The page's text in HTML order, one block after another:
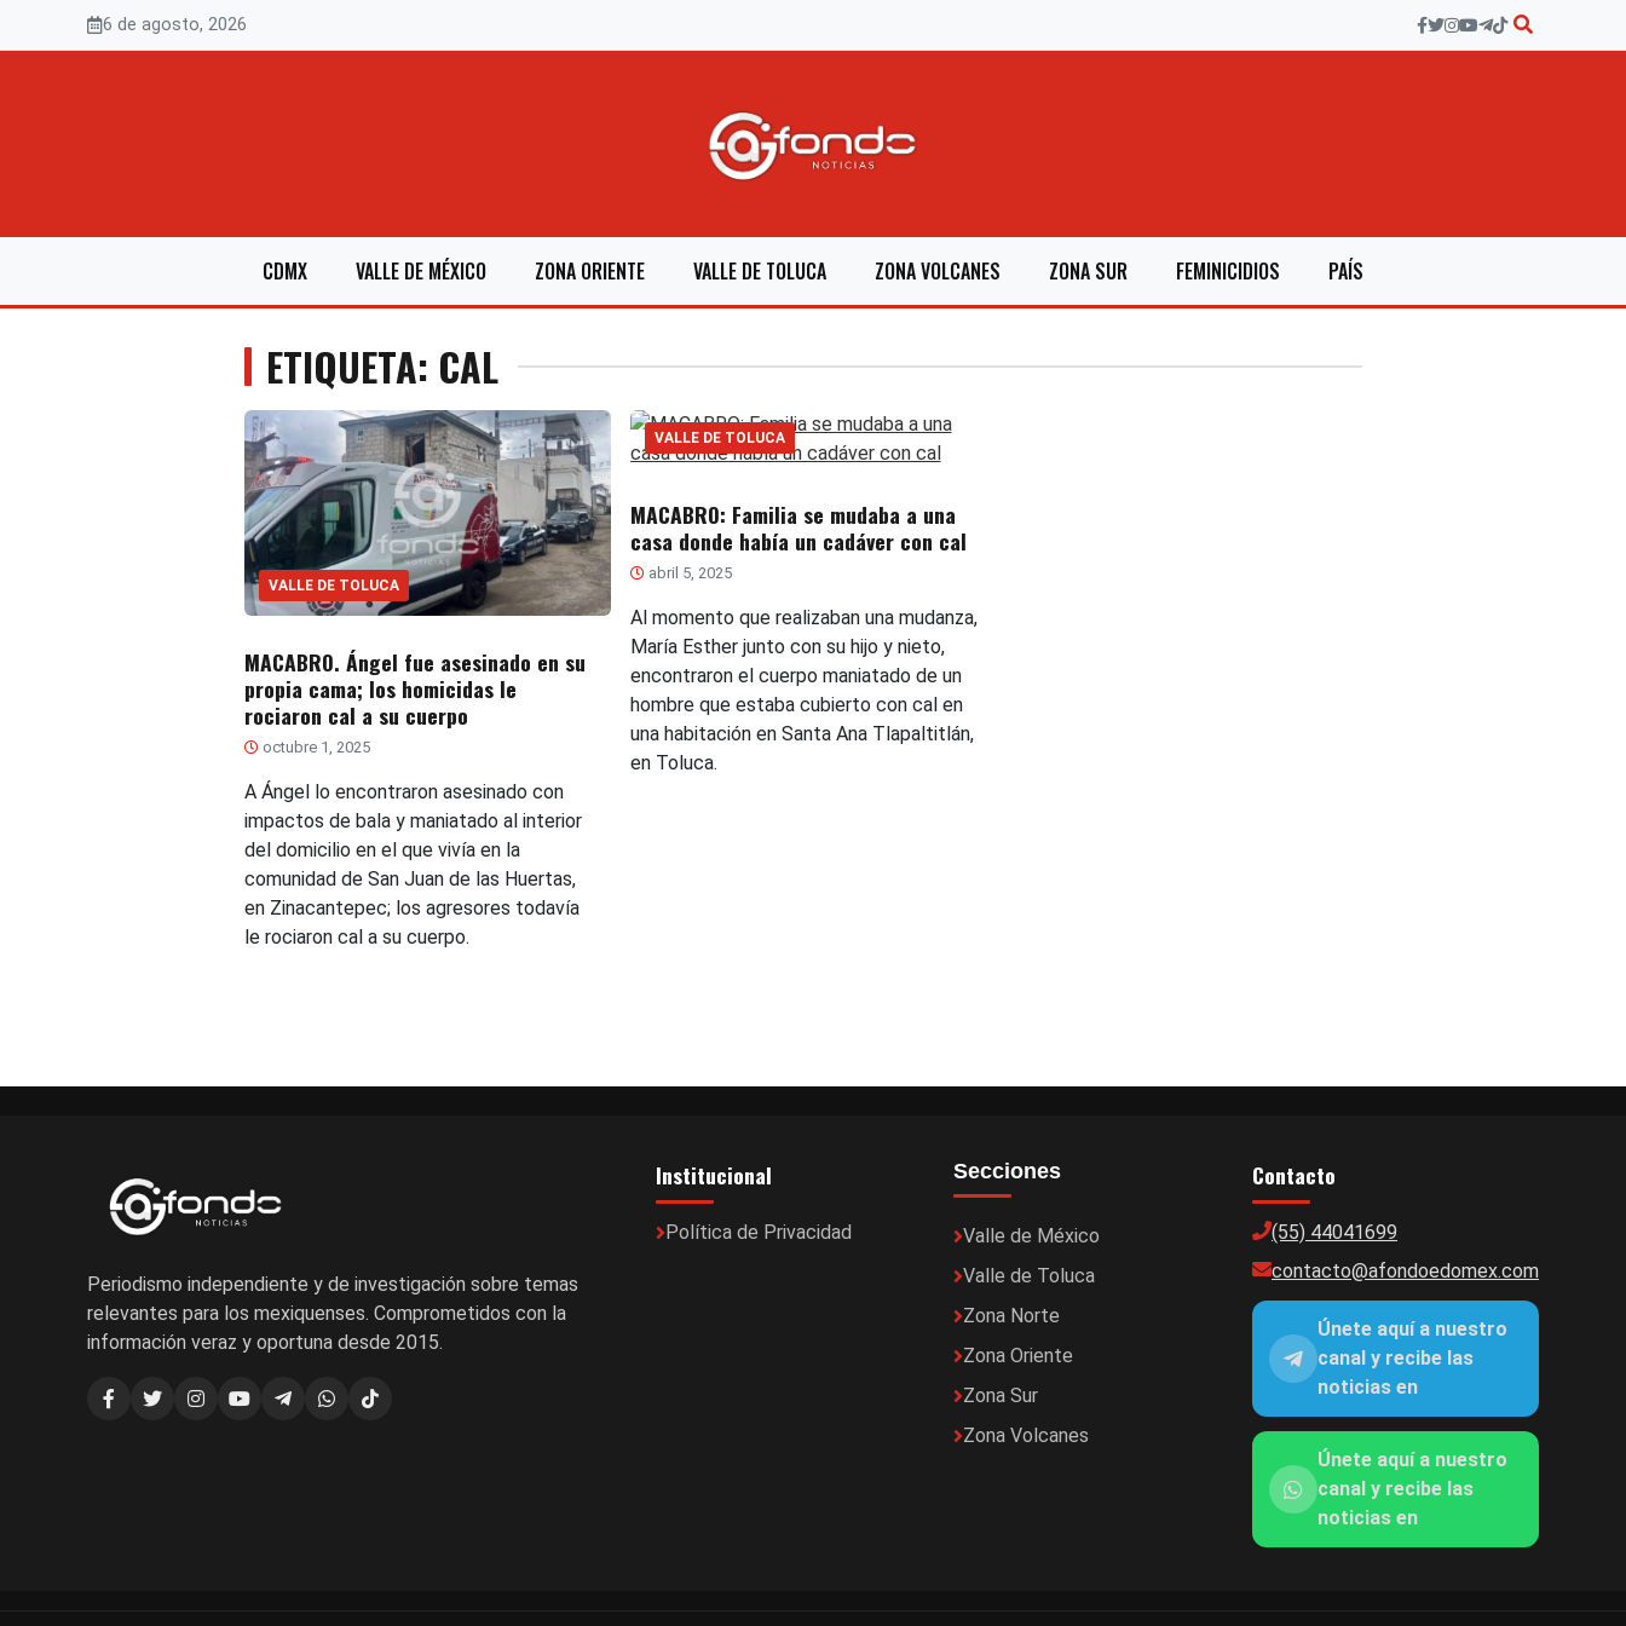
6 de agosto, 2026
CDMX VALLE DE MÉXICO ZONA ORIENTE VALLE DE TOLUCA ZONA VOLCANES ZONA SUR FEMINICIDIOS PAÍS
ETIQUETA: CAL
VALLE DE TOLUCA
MACABRO. Ángel fue asesinado en su
propia cama; los homicidas le
rociaron cal a su cuerpo
octubre 1, 2025
A Ángel lo encontraron asesinado con
impactos de bala y maniatado al interior
del domicilio en el que vivía en la
comunidad de San Juan de las Huertas,
en Zinacantepec; los agresores todavía
le rociaron cal a su cuerpo.
VALLE DE TOLUCA
MACABRO: Familia se mudaba a una
casa donde había un cadáver con cal
abril 5, 2025
Al momento que realizaban una mudanza,
María Esther junto con su hijo y nieto,
encontraron el cuerpo maniatado de un
hombre que estaba cubierto con cal en
una habitación en Santa Ana Tlapaltitlán,
en Toluca.
Periodismo independiente y de investigación sobre temas
relevantes para los mexiquenses. Comprometidos con la
información veraz y oportuna desde 2015.
Institucional
Política de Privacidad
Secciones
Valle de México
Valle de Toluca
Zona Norte
Zona Oriente
Zona Sur
Zona Volcanes
Contacto
(55) 44041699
contacto@afondoedomex.com
Únete aquí a nuestro
canal y recibe las
noticias en
Únete aquí a nuestro
canal y recibe las
noticias en